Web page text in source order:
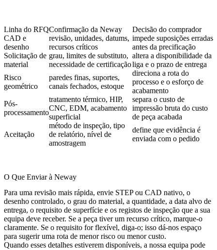
Linha do RFQConfirmação da Neway
Decisão do comprador
CAD e
desenho
revisão, unidades, datums,
recursos críticos
impede suposições erradas
antes da precificação
Solicitação de
material
grau, limites de substituto,
necessidade de certificação
altera a disponibilidade da
liga e o prazo de entrega
Risco
geométrico
paredes finas, suportes,
canais fechados, estoque
direciona a rota do
processo e o esforço de
acabamento
Pós-
processamento
tratamento térmico, HIP,
CNC, EDM, acabamento
superficial
separa o custo de
impressão bruta do custo
de peça acabada
Aceitação
método de inspeção, tipo
de relatório, nível de
amostragem
define que evidência é
enviada com o pedido
O Que Enviar à Neway
Para uma revisão mais rápida, envie STEP ou CAD nativo, o
desenho controlado, o grau do material, a quantidade, a data alvo de
entrega, o requisito de superfície e os registos de inspeção que a sua
equipa deve receber. Se a peça tiver um recurso crítico, marque-o
claramente. Se o requisito for flexível, diga-o; isso dá-nos espaço
para sugerir uma rota de menor risco ou menor custo.
Quando esses detalhes estiverem disponíveis, a nossa equipa pode